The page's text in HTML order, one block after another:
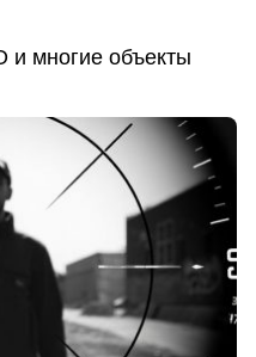
и многие объекты